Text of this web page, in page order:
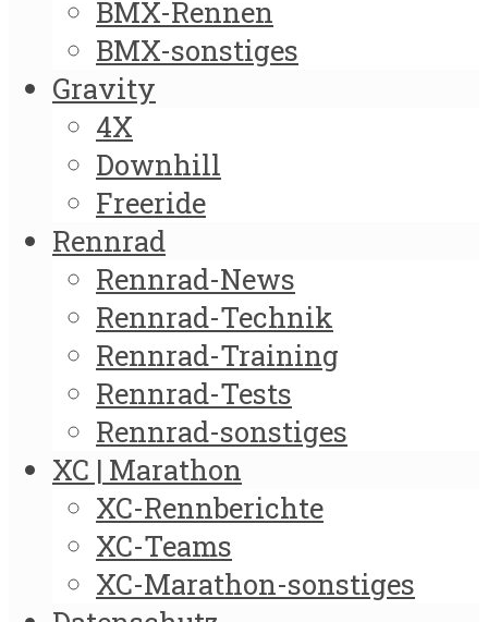
BMX-Rennen
BMX-sonstiges
Gravity
4X
Downhill
Freeride
Rennrad
Rennrad-News
Rennrad-Technik
Rennrad-Training
Rennrad-Tests
Rennrad-sonstiges
XC | Marathon
XC-Rennberichte
XC-Teams
XC-Marathon-sonstiges